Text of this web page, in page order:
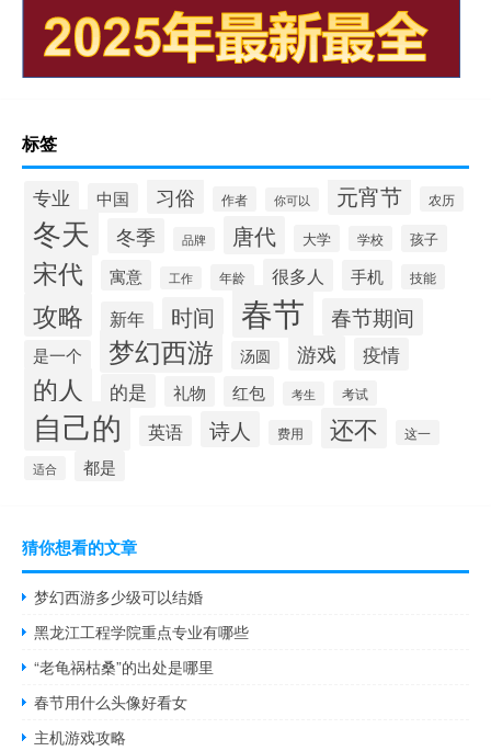
标签
专业 中国 习俗 作者 你可以 元宵节 农历
冬天 冬季 品牌 唐代 大学 学校 孩子
宋代 寓意 工作 年龄 很多人 手机 技能
攻略 新年 时间 春节 春节期间
是一个 梦幻西游 汤圆 游戏 疫情
的人 的是 礼物 红包 考生 考试
自己的 英语 诗人 费用 还不 这一
适合 都是
猜你想看的文章
梦幻西游多少级可以结婚
黑龙江工程学院重点专业有哪些
“老龟祸枯桑”的出处是哪里
春节用什么头像好看女
主机游戏攻略